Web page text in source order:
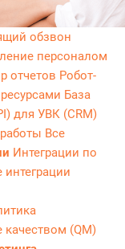
обзвон
персоналом
отчетов Робот-
База
для УВК (CRM)
Все
Интеграции по
интеграции
качеством (QM)